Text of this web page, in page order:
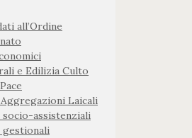
all’Ordine
e Edilizia Culto
Laicali
assistenziali
gestionali